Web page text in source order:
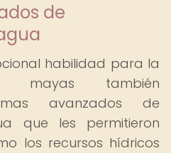
de
habilidad para la
mayas también
avanzados de
que les permitieron
los recursos hídricos